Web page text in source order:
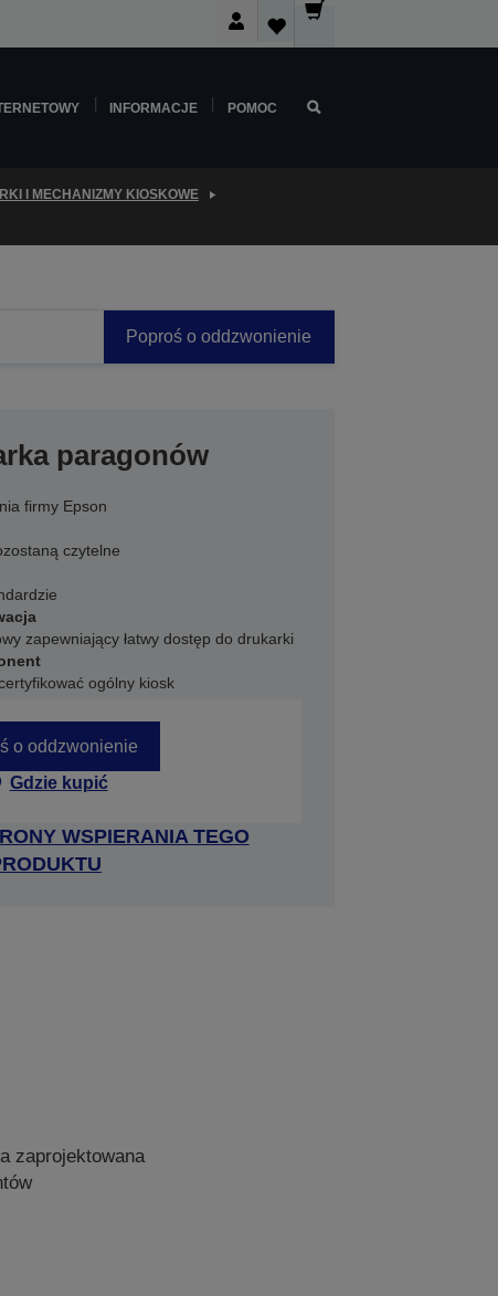
INFORMACJE POMOC
I MECHANIZMY KIOSKOWE
Poproś o oddzwonienie
paragonów
firmy Epson
czytelne
zapewniający łatwy dostęp do drukarki
ogólny kiosk
o oddzwonienie
Gdzie kupić
WSPIERANIA TEGO
zaprojektowana